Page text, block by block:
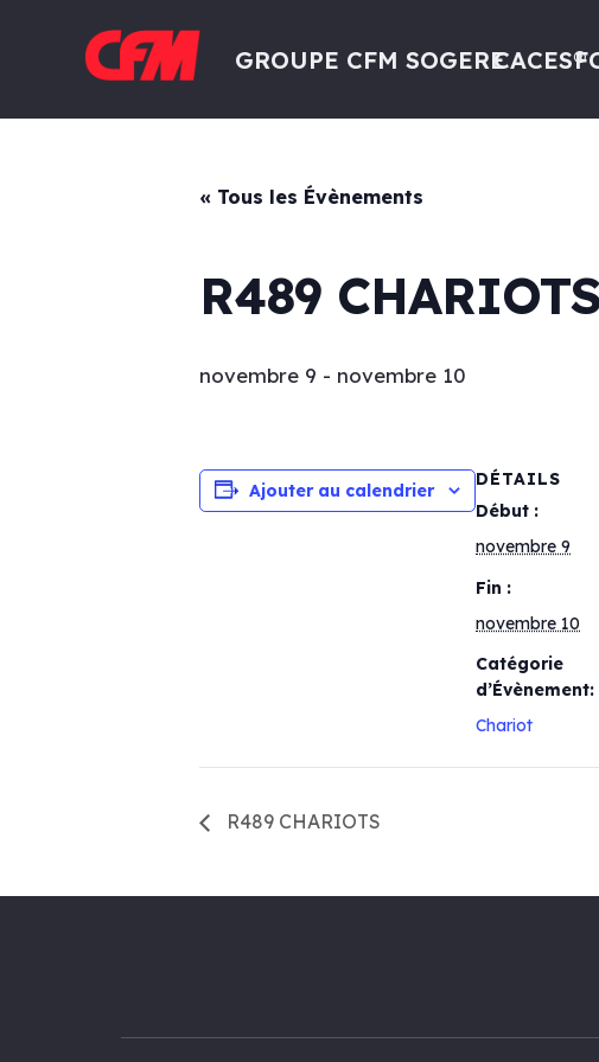
GROUPE CFM SOGERECACES®
« Tous les Évènements
R489 CHARIOTS
novembre 9 - novembre 10
Ajouter au calendrier
DÉTAILS
Début :
novembre 9
Fin :
novembre 10
Catégorie
d’Évènement:
Chariot
R489 CHARIOTS